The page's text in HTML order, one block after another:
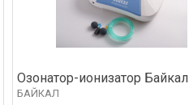
Озонатор-ионизатор Байкал
БАЙКАЛ